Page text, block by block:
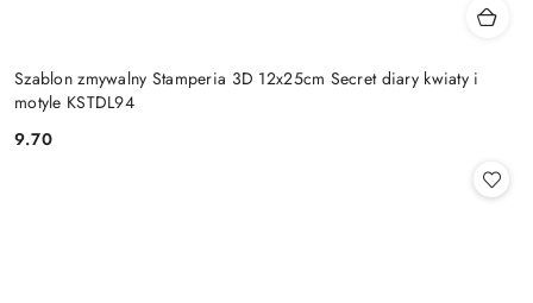
Szablon zmywalny Stamperia 3D 12x25cm Secret diary kwiaty i
motyle KSTDL94
Cena:
9.70